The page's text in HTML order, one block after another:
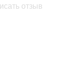
отзыв